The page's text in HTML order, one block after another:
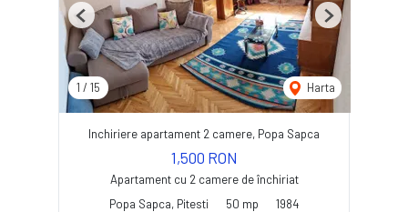
1 / 15 Harta
Previous Next
Inchiriere apartament 2 camere, Popa Sapca
1,500 RON
Apartament cu 2 camere de închiriat
Popa Sapca, Pitesti
50 mp 1984